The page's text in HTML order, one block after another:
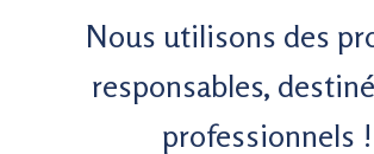
Nous utilisons des
responsables,
professionnels !